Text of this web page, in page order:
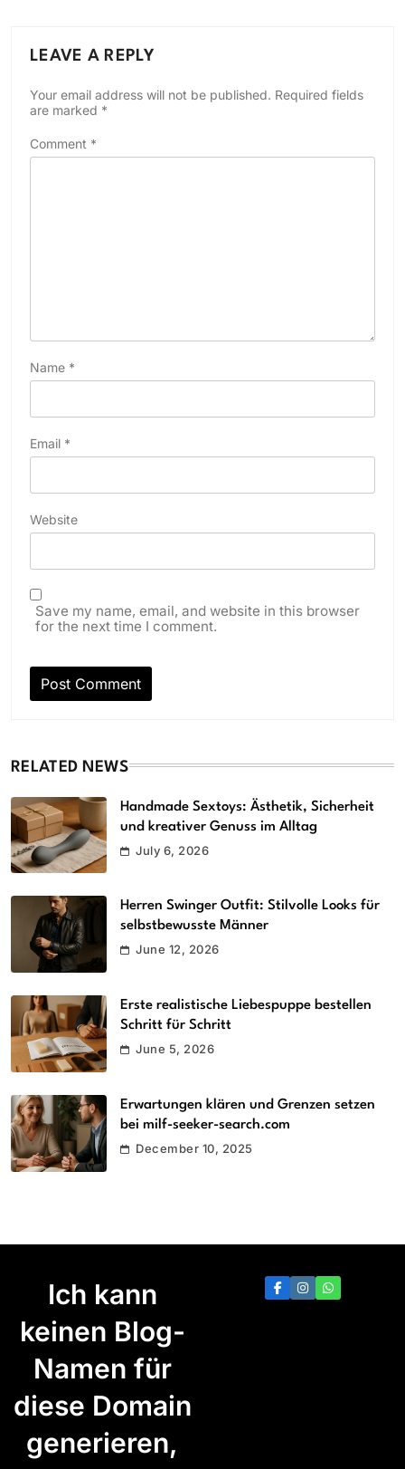
LEAVE A REPLY
Your email address will not be published. Required fields
are marked *
Comment *
Name *
Email *
Website
Save my name, email, and website in this browser
for the next time I comment.
RELATED NEWS
Handmade Sextoys: Ästhetik, Sicherheit
und kreativer Genuss im Alltag
July 6, 2026
Herren Swinger Outfit: Stilvolle Looks für
selbstbewusste Männer
June 12, 2026
Erste realistische Liebespuppe bestellen
Schritt für Schritt
June 5, 2026
Erwartungen klären und Grenzen setzen
bei milf-seeker-search.com
December 10, 2025
Ich kann
keinen Blog-
Namen für
diese Domain
generieren,